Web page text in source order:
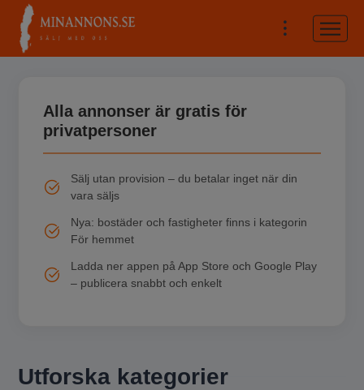
Alla annonser är gratis för
privatpersoner
Sälj utan provision – du betalar inget när din
vara säljs
Nya: bostäder och fastigheter finns i kategorin
För hemmet
Ladda ner appen på App Store och Google Play
– publicera snabbt och enkelt
Utforska kategorier